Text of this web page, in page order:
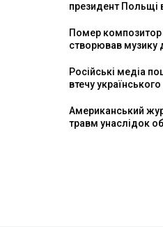
президент Польщі
Помер композитор
створював музику
Російські медіа
втечу
Американський
травм унаслідок